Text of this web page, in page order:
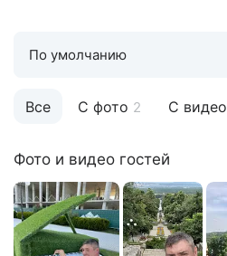
Все С фото 2 С видео
По умолчанию
Фото и видео гостей